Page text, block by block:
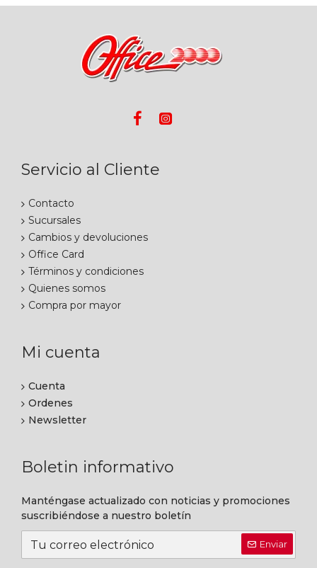
Servicio al Cliente
Contacto
Sucursales
Cambios y devoluciones
Office Card
Términos y condiciones
Quienes somos
Compra por mayor
Mi cuenta
Cuenta
Ordenes
Newsletter
Boletin informativo
Manténgase actualizado con noticias y promociones
suscribiéndose a nuestro boletín
Enviar